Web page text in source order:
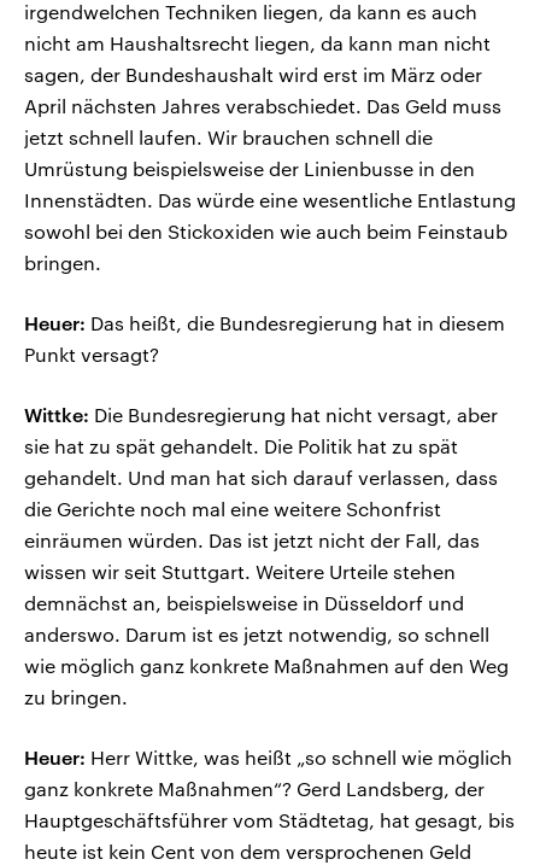
irgendwelchen Techniken liegen, da kann es auch
nicht am Haushaltsrecht liegen, da kann man nicht
sagen, der Bundeshaushalt wird erst im März oder
April nächsten Jahres verabschiedet. Das Geld muss
jetzt schnell laufen. Wir brauchen schnell die
Umrüstung beispielsweise der Linienbusse in den
Innenstädten. Das würde eine wesentliche Entlastung
sowohl bei den Stickoxiden wie auch beim Feinstaub
bringen.
Heuer: Das heißt, die Bundesregierung hat in diesem
Punkt versagt?
Wittke: Die Bundesregierung hat nicht versagt, aber
sie hat zu spät gehandelt. Die Politik hat zu spät
gehandelt. Und man hat sich darauf verlassen, dass
die Gerichte noch mal eine weitere Schonfrist
einräumen würden. Das ist jetzt nicht der Fall, das
wissen wir seit Stuttgart. Weitere Urteile stehen
demnächst an, beispielsweise in Düsseldorf und
anderswo. Darum ist es jetzt notwendig, so schnell
wie möglich ganz konkrete Maßnahmen auf den Weg
zu bringen.
Heuer: Herr Wittke, was heißt „so schnell wie möglich
ganz konkrete Maßnahmen“? Gerd Landsberg, der
Hauptgeschäftsführer vom Städtetag, hat gesagt, bis
heute ist kein Cent von dem versprochenen Geld